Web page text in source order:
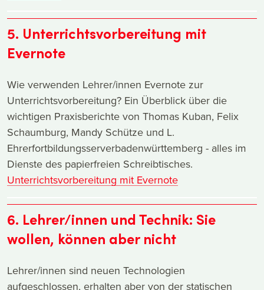
5. Unterrichtsvorbereitung mit
Evernote
Wie verwenden Lehrer/innen Evernote zur
Unterrichtsvorbereitung? Ein Überblick über die
wichtigen Praxisberichte von Thomas Kuban, Felix
Schaumburg, Mandy Schütze und L.
Ehrerfortbildungsserverbadenwürttemberg - alles im
Dienste des papierfreien Schreibtisches.
Unterrichtsvorbereitung mit Evernote
6. Lehrer/innen und Technik: Sie
wollen, können aber nicht
Lehrer/innen sind neuen Technologien
aufgeschlossen, erhalten aber von der statischen